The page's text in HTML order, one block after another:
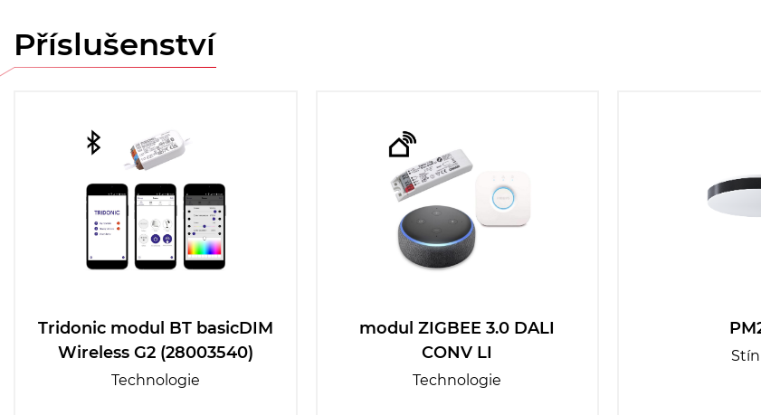
Příslušenství
Tridonic modul BT basicDIM
Wireless G2 (28003540)
Technologie
modul ZIGBEE 3.0 DALI
CONV LI
Technologie